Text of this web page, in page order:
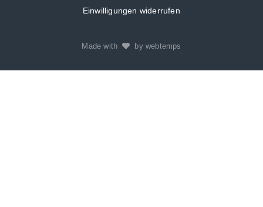
Einwilligungen widerrufen
Made with by webtemps